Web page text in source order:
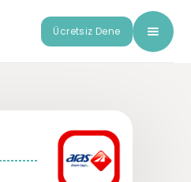
Ücretsiz Dene